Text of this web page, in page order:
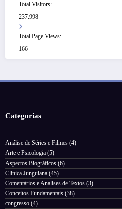
Total Visitors:
237.998
Total Page Views:
166
Categorias
Análise de Séries e Filmes (4)
Arte e Psicologia (5)
Aspectos Biográficos (6)
Clinica Junguiana (45)
Comentários e Analises de Textos (3)
Conceitos Fundamentais (38)
congresso (4)